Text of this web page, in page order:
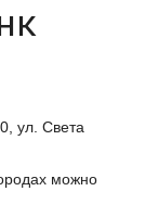
ул. Света
можно